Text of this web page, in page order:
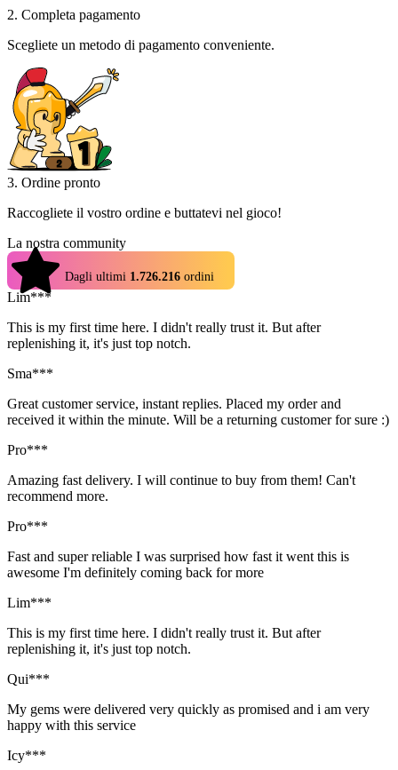
2. Completa pagamento
Scegliete un metodo di pagamento conveniente.
3. Ordine pronto
Raccogliete il vostro ordine e buttatevi nel gioco!
La nostra community
Dagli ultimi 1.726.216 ordini
Lim***
This is my first time here. I didn't really trust it. But after
replenishing it, it's just top notch.
Sma***
Great customer service, instant replies. Placed my order and
received it within the minute. Will be a returning customer for sure :)
Pro***
Amazing fast delivery. I will continue to buy from them! Can't
recommend more.
Pro***
Fast and super reliable I was surprised how fast it went this is
awesome I'm definitely coming back for more
Lim***
This is my first time here. I didn't really trust it. But after
replenishing it, it's just top notch.
Qui***
My gems were delivered very quickly as promised and i am very
happy with this service
Icy***